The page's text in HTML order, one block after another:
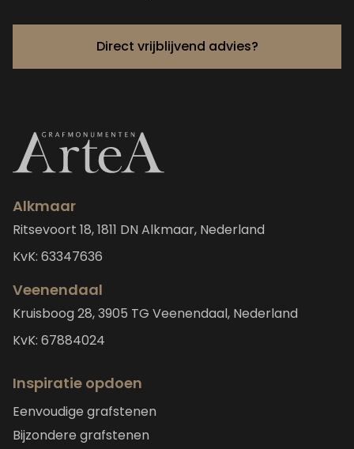
Direct vrijblijvend advies?
Alkmaar
Ritsevoort 18, 1811 DN Alkmaar, Nederland
KvK: 63347636
Veenendaal
Kruisboog 28, 3905 TG Veenendaal, Nederland
KvK: 67884024
Inspiratie opdoen
Eenvoudige grafstenen
Bijzondere grafstenen